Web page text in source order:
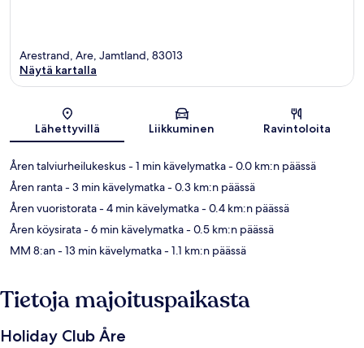
Kartta
Arestrand, Are, Jamtland, 83013
Näytä kartalla
Lähettyvillä Liikkuminen Ravintoloita
Åren talviurheilukeskus- 1 min kävelymatka- 0.0 km:n päässä
Åren ranta- 3 min kävelymatka- 0.3 km:n päässä
Åren vuoristorata- 4 min kävelymatka- 0.4 km:n päässä
Åren köysirata- 6 min kävelymatka- 0.5 km:n päässä
MM 8:an- 13 min kävelymatka- 1.1 km:n päässä
Tietoja majoituspaikasta
Holiday Club Åre